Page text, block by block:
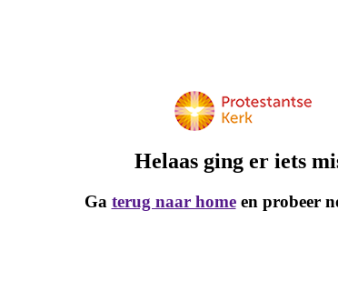
Helaas ging er iets
Ga terug naar homeen probeer